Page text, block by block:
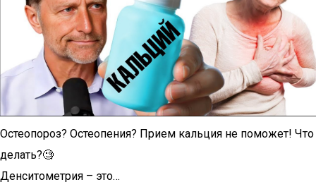
Остеопороз? Остеопения? Прием кальция не поможет! Что
делать?🧐
Денситометрия – это…